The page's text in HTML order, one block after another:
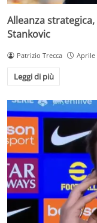
Alleanza
Stankovic
Patrizio Trecca Aprile
Leggi di più